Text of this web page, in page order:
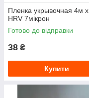
Пленка укрывочная 4м
HRV 7мікрон
Готово до відправки
38 ₴
Купити